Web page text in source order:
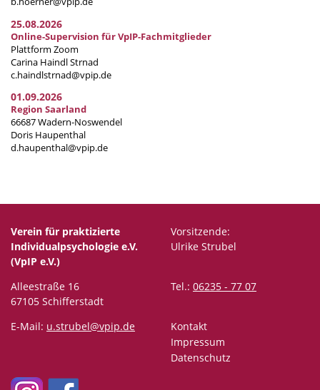
25.08.2026
Online-Supervision für VpIP-Fachmitglieder
Plattform Zoom
Carina Haindl Strnad
c.haindlstrnad@vpip.de
01.09.2026
Region Saarland
66687 Wadern-Noswendel
Doris Haupenthal
d.haupenthal@vpip.de
Verein für praktizierte
Individualpsychologie e.V.
(VpIP e.V.)
Vorsitzende:
Ulrike Strubel
Alleestraße 16
67105 Schifferstadt
Tel.: 06235 - 77 07
E-Mail: u.strubel@vpip.de
Kontakt
Impressum
Datenschutz